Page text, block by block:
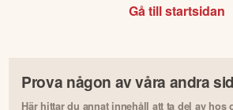
Gå till startsidan
Prova någon av våra andra
Här hittar du annat innehåll att ta del av hos